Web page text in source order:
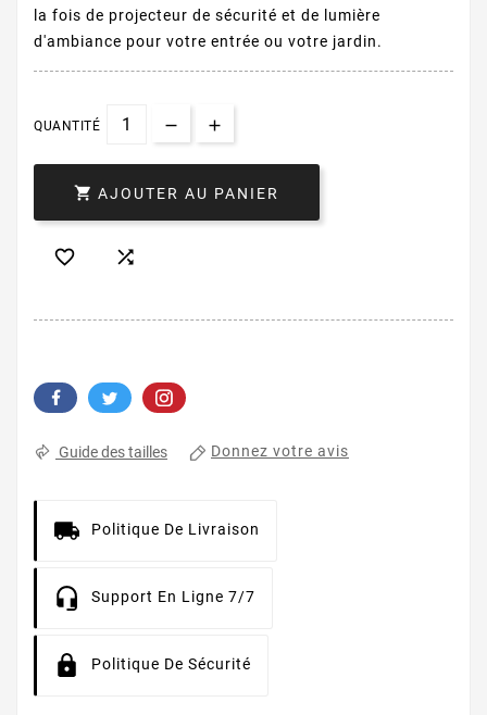
la fois de projecteur de sécurité et de lumière
d'ambiance pour votre entrée ou votre jardin.
QUANTITÉ
 AJOUTER AU PANIER
 
Guide des tailles Donnez votre avis
Politique De Livraison
Support En Ligne 7/7
Politique De Sécurité